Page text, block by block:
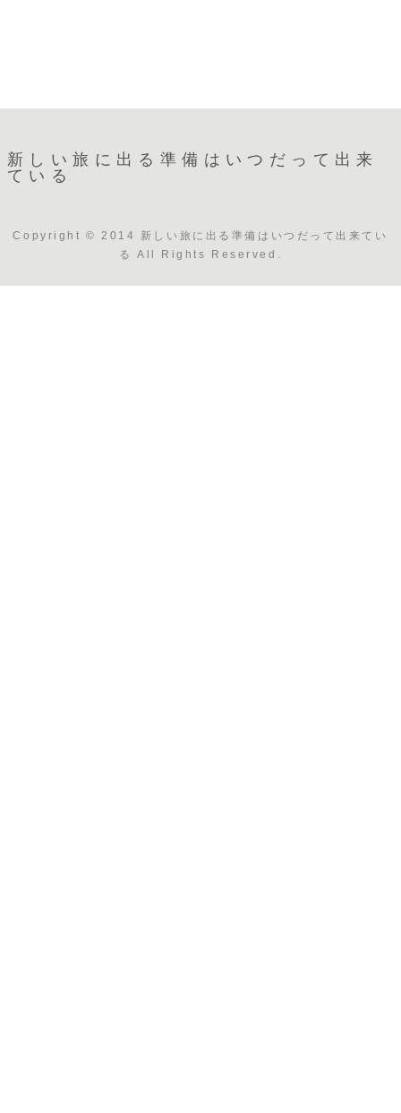
新しい旅に出る準備はいつだって出来
ている
Copyright © 2014 新しい旅に出る準備はいつだって出来てい
る All Rights Reserved.